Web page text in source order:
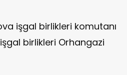
işgal birlikleri komutanı
birlikleri Orhangazi